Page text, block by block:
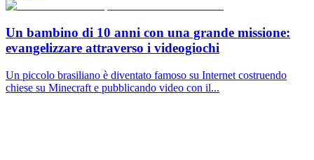
Un bambino di 10 anni con una grande missione:
evangelizzare attraverso i videogiochi
Un piccolo brasiliano è diventato famoso su Internet costruendo
chiese su Minecraft e pubblicando video con il...